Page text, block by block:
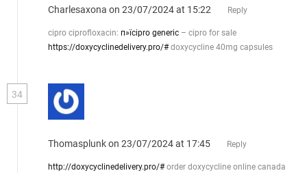
Charlesaxona on 23/07/2024 at 15:22 Reply
cipro ciprofloxacin: п»їcipro generic – cipro for sale
https://doxycyclinedelivery.pro/#doxycycline 40mg capsules
34
Thomasplunkon 23/07/2024 at 17:45 Reply
http://doxycyclinedelivery.pro/#order doxycycline online canada